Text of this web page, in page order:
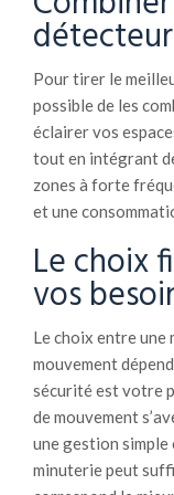
Pour tirer le
possible de les
éclairer vos
tout en intégrant
zones à forte
et une
Le choix
vos
Le choix entre une
mouvement
sécurité est votre
de mouvement
une gestion simple
minuterie peut